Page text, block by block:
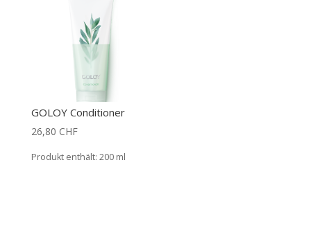
GOLOY Conditioner
26,80 CHF
Produkt enthält: 200 ml